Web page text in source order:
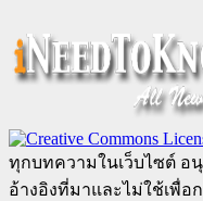
ทุกบทความในเว็บไซต์ อ
อ้างอิงที่มาและไม่ใช้เพื่